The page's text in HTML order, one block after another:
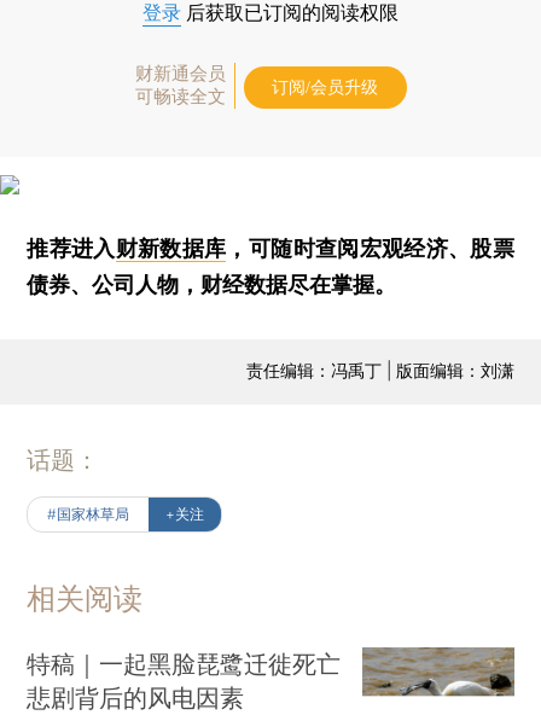
登录 后获取已订阅的阅读权限
财新通会员
可畅读全文
订阅/会员升级
推荐进入财新数据库 ，可随时查阅宏观经济、股票
债券、公司人物，财经数据尽在掌握。
责任编辑：冯禹丁 | 版面编辑：刘潇
话题：
#国家林草局 +关注
相关阅读
特稿｜一起黑脸琵鹭迁徙死亡
悲剧背后的风电因素